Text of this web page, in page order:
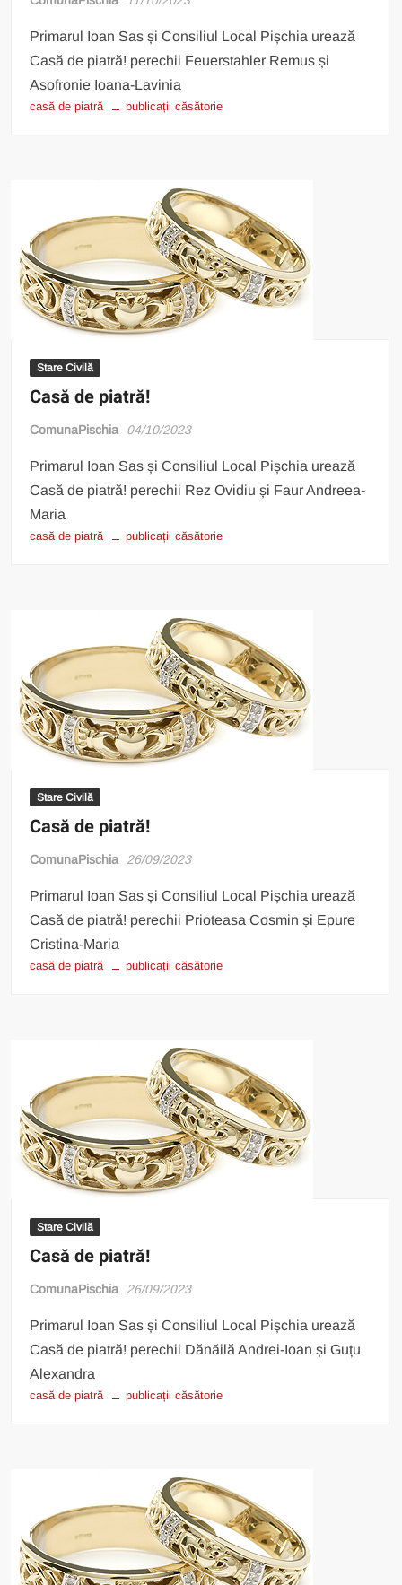
Primarul Ioan Sas și Consiliul Local Pișchia urează
Casă de piatră! perechii Feuerstahler Remus și
Asofronie Ioana-Lavinia
casă de piatră publicații căsătorie
Stare Civilă
Casă de piatră!
ComunaPischia 04/10/2023
Primarul Ioan Sas și Consiliul Local Pișchia urează
Casă de piatră! perechii Rez Ovidiu și Faur Andreea-
Maria
casă de piatră publicații căsătorie
Stare Civilă
Casă de piatră!
ComunaPischia 26/09/2023
Primarul Ioan Sas și Consiliul Local Pișchia urează
Casă de piatră! perechii Prioteasa Cosmin și Epure
Cristina-Maria
casă de piatră publicații căsătorie
Stare Civilă
Casă de piatră!
ComunaPischia 26/09/2023
Primarul Ioan Sas și Consiliul Local Pișchia urează
Casă de piatră! perechii Dănăilă Andrei-Ioan și Guțu
Alexandra
casă de piatră publicații căsătorie